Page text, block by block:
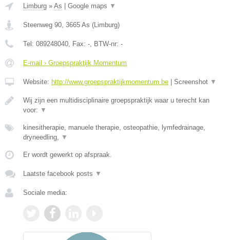
Limburg » As Google maps ▼
Steenweg 90, 3665 As (Limburg)
Tel: 089248040, Fax: -, BTW-nr: -
E-mail › Groepspraktijk Momentum
Website: http://www.groepspraktijkmomentum.be Screenshot ▼
Wij zijn een multidisciplinaire groepspraktijk waar u terecht kan
voor: ▼
kinesitherapie, manuele therapie, osteopathie, lymfedrainage,
dryneedling, ▼
Er wordt gewerkt op afspraak.
Laatste facebook posts ▼
Sociale media: